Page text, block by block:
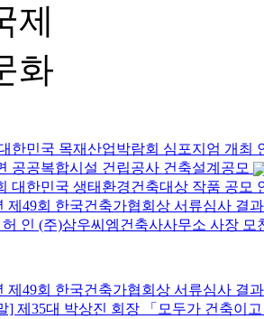
제
화
한민국 목재산업박람회 심포지엄 개최
공공복합시설 건립공사 건축설계공모
대한민국 생태환경건축대상 작품 공모
제49회 한국건축가협회상 서류심사 결
인 (주)삼우씨엠건축사사무소 사장 모
제49회 한국건축가협회상 서류심사 결
] 제35대 박상진 회장 「모두가 건축이